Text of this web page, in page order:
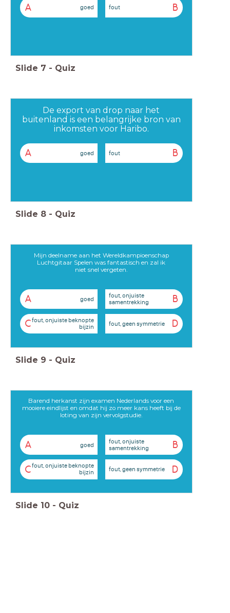
A goed B
fout
Slide 7 - Quiz
De export van drop naar het
buitenland is een belangrijke bron van
inkomsten voor Haribo.
A goed B
fout
Slide 8 - Quiz
Mijn deelname aan het Wereldkampioenschap
Luchtgitaar Spelen was fantastisch en zal ik
niet snel vergeten.
A goed B
fout, onjuiste
samentrekking
Cfout, onjuiste beknopte
bijzin
D
fout, geen symmetrie
Slide 9 - Quiz
Barend herkanst zijn examen Nederlands voor een
mooiere eindlijst en omdat hij zo meer kans heeft bij de
loting van zijn vervolgstudie.
A goed B
fout, onjuiste
samentrekking
Cfout, onjuiste beknopte
bijzin
D
fout, geen symmetrie
Slide 10 - Quiz